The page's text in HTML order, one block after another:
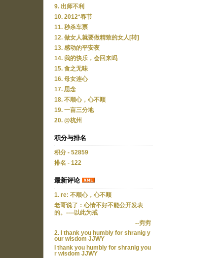
9. 出师不利
10. 2012*春节
11. 秒杀车票
12. 做女人就要做精致的女人[转]
13. 感动的平安夜
14. 我的快乐，会回来吗
15. 食之无味
16. 母女连心
17. 思念
18. 不顺心，心不顺
19. 一亩三分地
20. @杭州
积分与排名
积分 - 52859
排名 - 122
最新评论
1. re: 不顺心，心不顺
老哥说了：心情不好不能公开发表
的。----以此为戒
--穷穷
2. I thank you humbly for shranig y
our wisdom JJWY
I thank you humbly for shranig you
r wisdom JJWY